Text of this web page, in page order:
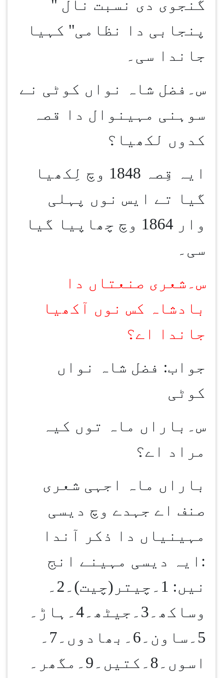
گنجوی دی نسبت نال ''
پنجابی دا نظامی'' کہیا
جاندا سی۔
س۔فضل شاہ نواں کوٹی نے
سوہنی مہینوال دا قصہ
کدوں لکھیا؟
ایہ قِصہ 1848 وچ لِکھیا
گیا تے ایس نوں پہلی
وار 1864 وچ چھاپیا گیا
سی۔
س۔شعری صنعتاں دا
بادشاہ کس نوں آکھیا
جاندا اے؟
جواب: فضل شاہ نواں
کوٹی
س۔باراں ماہ توں کیہ
مراد اے؟
باراں ماہ اجہی شعری
صنف اے جہدے وچ دیسی
مہینیاں دا ذکر آندا
:ایہ دیسی مہینے انج
نیں: 1۔چیتر(چیت)۔2۔
وساکھ۔3۔جیٹھ۔4۔ہاڑ۔
5۔ساون۔6۔بھادوں۔7۔
اسوں۔8۔کتیں۔9۔مگھر۔